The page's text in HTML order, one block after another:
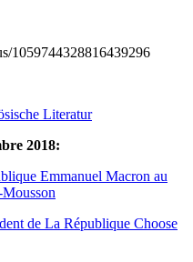
1059744328816439296
Literatur
2018:
Emmanuel Macron au
Mousson
de La République Choose